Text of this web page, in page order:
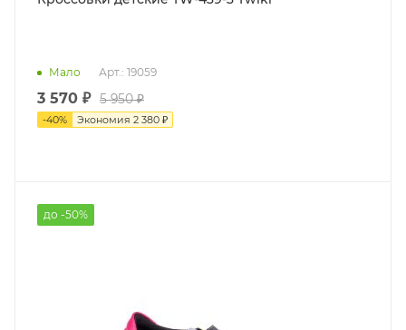
Мало Арт.: 19059
3 570 ₽ 5 950 ₽
-40% Экономия 2 380 ₽
до -50%